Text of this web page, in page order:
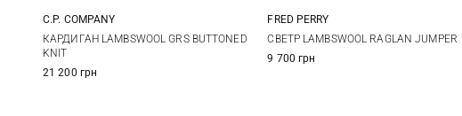
M L XL XXL
C.P. COMPANY
КАРДИГАН LAMBSWOOL GRS BUTTONED
KNIT
21 200 грн
M L XL XXL
FRED PERRY
СВЕТР LAMBSWOOL RAGLAN JUMPER
9 700 грн